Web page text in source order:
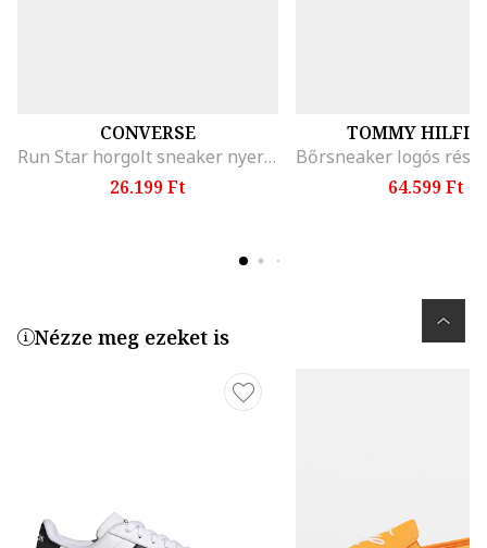
CONVERSE
Run Star horgolt sneaker nyersbőr részletekkel, Krémszín
26.199 Ft
TOMMY
64.599 Ft
Nézze meg ezeket is